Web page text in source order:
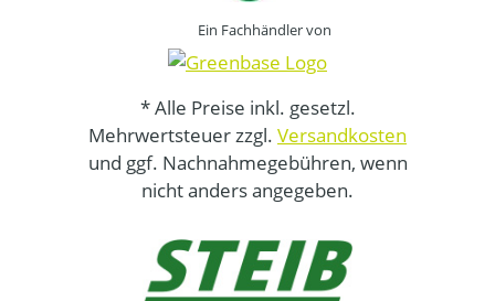
Ein Fachhändler von
* Alle Preise inkl. gesetzl.
Mehrwertsteuer zzgl. Versandkosten
und ggf. Nachnahmegebühren, wenn
nicht anders angegeben.